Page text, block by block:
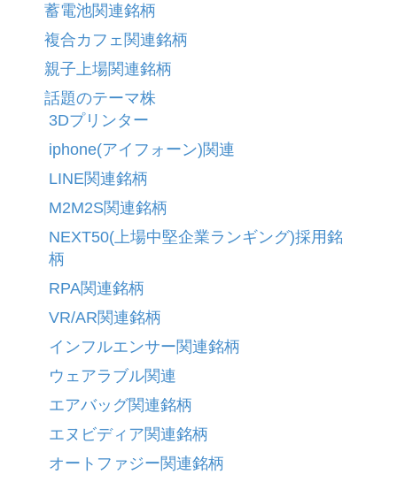
蓄電池関連銘柄
複合カフェ関連銘柄
親子上場関連銘柄
話題のテーマ株
3Dプリンター
iphone(アイフォーン)関連
LINE関連銘柄
M2M2S関連銘柄
NEXT50(上場中堅企業ランギング)採用銘
柄
RPA関連銘柄
VR/AR関連銘柄
インフルエンサー関連銘柄
ウェアラブル関連
エアバッグ関連銘柄
エヌビディア関連銘柄
オートファジー関連銘柄